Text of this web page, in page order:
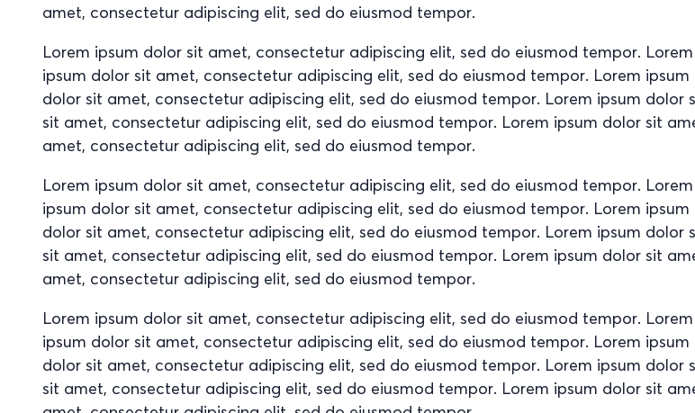
amet, consectetur adipiscing elit, sed do eiusmod tempor.
Lorem ipsum dolor sit amet, consectetur adipiscing elit, sed do eiusmod tempor.
ipsum dolor sit amet, consectetur adipiscing elit, sed do eiusmod tempor. Lorem
dolor sit amet, consectetur adipiscing elit, sed do eiusmod tempor. Lorem ipsum
sit amet, consectetur adipiscing elit, sed do eiusmod tempor. Lorem ipsum dolor sit
amet, consectetur adipiscing elit, sed do eiusmod tempor.
Lorem ipsum dolor sit amet, consectetur adipiscing elit, sed do eiusmod tempor.
ipsum dolor sit amet, consectetur adipiscing elit, sed do eiusmod tempor. Lorem
dolor sit amet, consectetur adipiscing elit, sed do eiusmod tempor. Lorem ipsum
sit amet, consectetur adipiscing elit, sed do eiusmod tempor. Lorem ipsum dolor sit
amet, consectetur adipiscing elit, sed do eiusmod tempor.
Lorem ipsum dolor sit amet, consectetur adipiscing elit, sed do eiusmod tempor.
ipsum dolor sit amet, consectetur adipiscing elit, sed do eiusmod tempor. Lorem
dolor sit amet, consectetur adipiscing elit, sed do eiusmod tempor. Lorem ipsum
sit amet, consectetur adipiscing elit, sed do eiusmod tempor. Lorem ipsum dolor sit